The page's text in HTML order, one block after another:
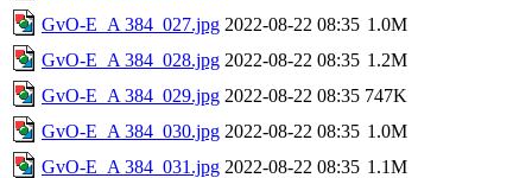
GvO-E_A 384_027.jpg 2022-08-22 08:35 1.0M
GvO-E_A 384_028.jpg 2022-08-22 08:35 1.2M
GvO-E_A 384_029.jpg 2022-08-22 08:35 747K
GvO-E_A 384_030.jpg 2022-08-22 08:35 1.0M
GvO-E_A 384_031.jpg 2022-08-22 08:35 1.1M